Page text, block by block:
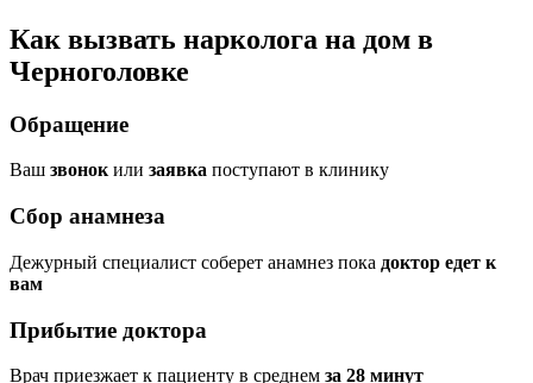
Как вызвать нарколога на дом в
Черноголовке
Обращение
Ваш звонокили заявка поступают в клинику
Сбор анамнеза
Дежурный специалист соберет анамнез пока доктор едет к
вам
Прибытие доктора
Врач приезжает к пациенту в среднем за 28 минут